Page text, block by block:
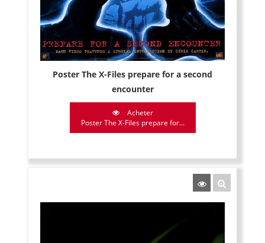
Poster The X-Files prepare for a second
encounter
Acheter
Poster The X-Files prepare for...